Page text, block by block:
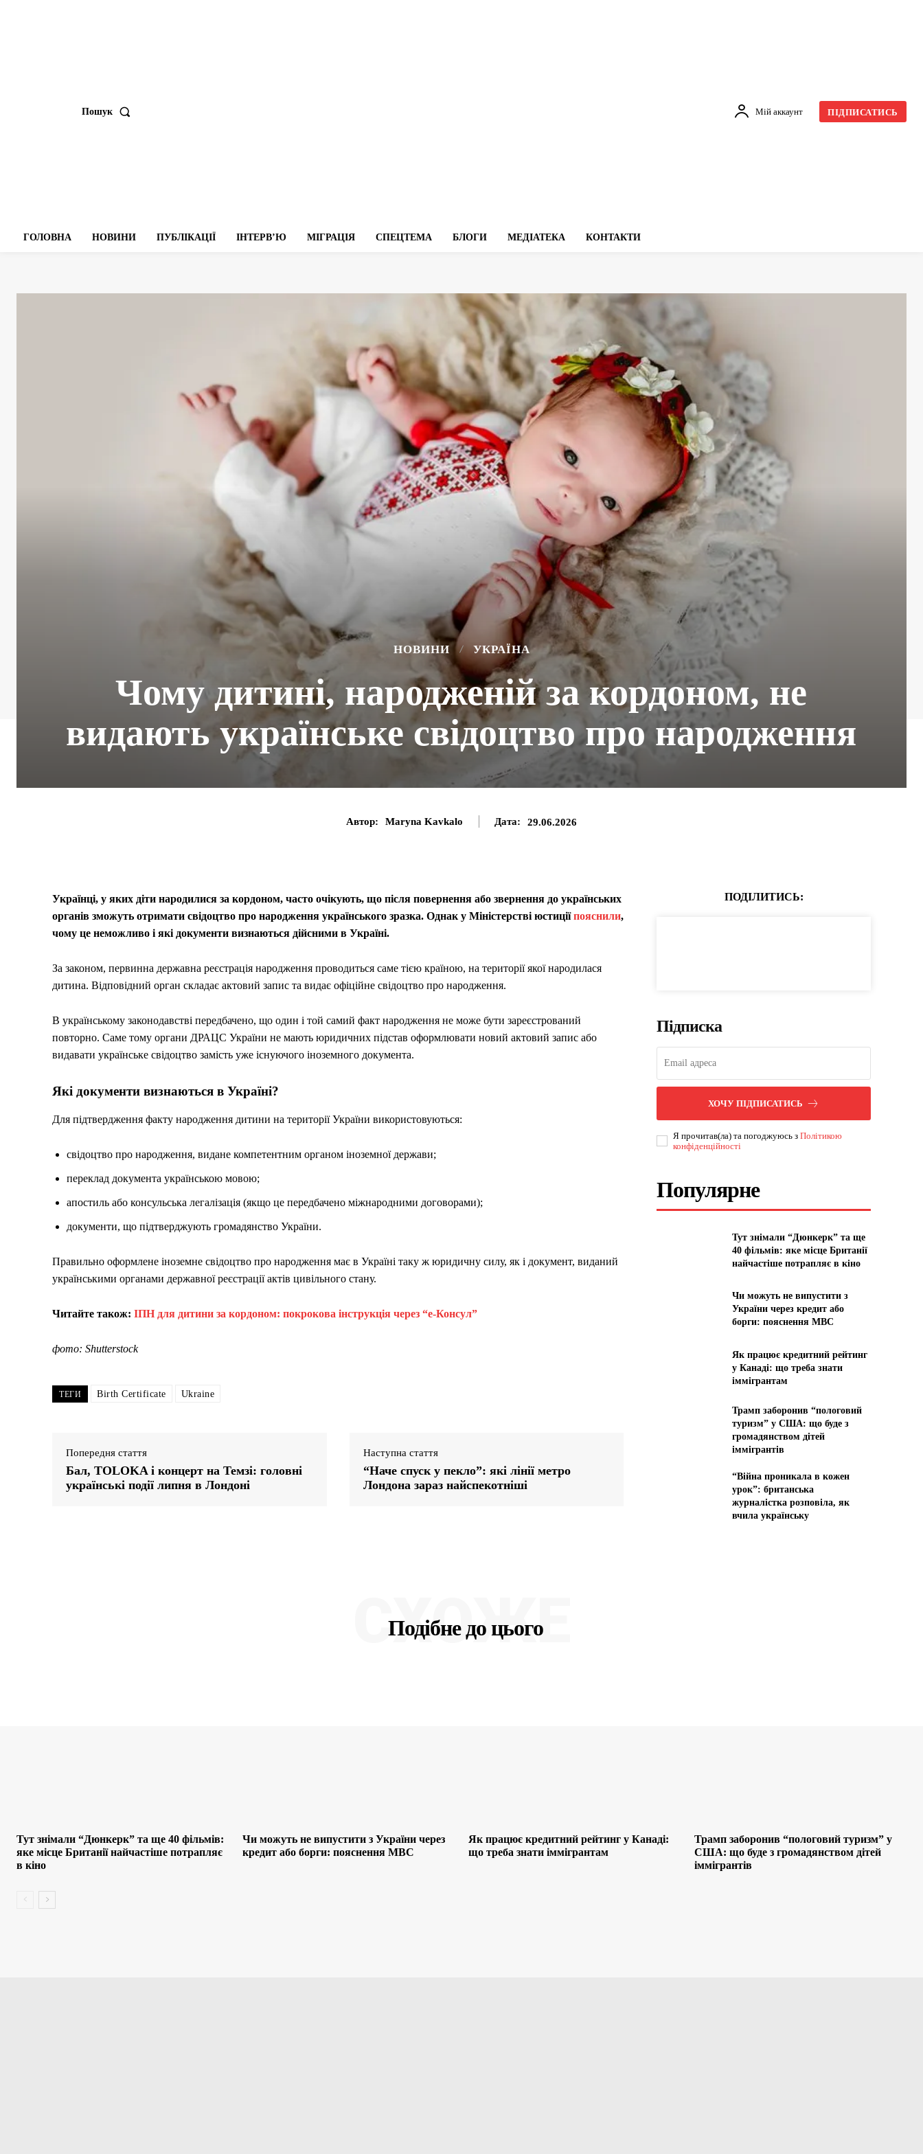
Пошук Мій аккаунт ПІДПИСАТИСЬ
ГОЛОВНА НОВИНИ ПУБЛІКАЦІЇ ІНТЕРВʼЮ МІГРАЦІЯ СПЕЦТЕМА БЛОГИ МЕДІАТЕКА КОНТАКТИ
НОВИНИ УКРАЇНА
Чому дитині, народженій за кордоном, не
видають українське свідоцтво про народження
Автор: Maryna Kavkalo Дата: 29.06.2026
Українці, у яких діти народилися за кордоном, часто очікують, що після повернення або звернення до українських
органів зможуть отримати свідоцтво про народження українського зразка. Однак у Міністерстві юстиціїпояснили,
чому це неможливо і які документи визнаються дійсними в Україні.
За законом, первинна державна реєстрація народження проводиться саме тією країною, на території якої народилася
дитина. Відповідний орган складає актовий запис та видає офіційне свідоцтво про народження.
В українському законодавстві передбачено, що один і той самий факт народження не може бути зареєстрований
повторно. Саме тому органи ДРАЦС України не мають юридичних підстав оформлювати новий актовий запис або
видавати українське свідоцтво замість уже існуючого іноземного документа.
Які документи визнаються в Україні?
Для підтвердження факту народження дитини на території України використовуються:
свідоцтво про народження, видане компетентним органом іноземної держави;
переклад документа українською мовою;
апостиль або консульська легалізація (якщо це передбачено міжнародними договорами);
документи, що підтверджують громадянство України.
Правильно оформлене іноземне свідоцтво про народження має в Україні таку ж юридичну силу, як і документ, виданий
українськими органами державної реєстрації актів цивільного стану.
Читайте також: ІПН для дитини за кордоном: покрокова інструкція через “е-Консул”
фото: Shutterstock
ТЕГИ Birth Certificate Ukraine
Попередня стаття
Бал, TOLOKA і концерт на Темзі: головні
українські події липня в Лондоні
Наступна стаття
“Наче спуск у пекло”: які лінії метро
Лондона зараз найспекотніші
ПОДІЛИТИСЬ:
Підписка
ХОЧУ ПІДПИСАТИСЬ
Я прочитав(ла) та погоджуюсь зПолітикою
конфіденційності
Популярне
Тут знімали “Дюнкерк” та ще
40 фільмів: яке місце Британії
найчастіше потрапляє в кіно
Чи можуть не випустити з
України через кредит або
борги: пояснення МВС
Як працює кредитний рейтинг
у Канаді: що треба знати
іммігрантам
Трамп заборонив “пологовий
туризм” у США: що буде з
громадянством дітей
іммігрантів
“Війна проникала в кожен
урок”: британська
журналістка розповіла, як
вчила українську
Подібне до цього
СХОЖЕ
Тут знімали “Дюнкерк” та ще 40 фільмів:
яке місце Британії найчастіше потрапляє
в кіно
Чи можуть не випустити з України через
кредит або борги: пояснення МВС
Як працює кредитний рейтинг у Канаді:
що треба знати іммігрантам
Трамп заборонив “пологовий туризм” у
США: що буде з громадянством дітей
іммігрантів